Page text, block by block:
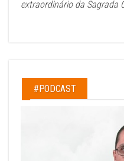
extraordinário da Sagrada
#PODCAST